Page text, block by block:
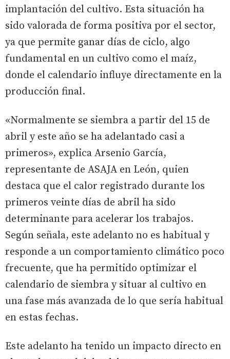
implantación del cultivo. Esta situación ha
sido valorada de forma positiva por el sector,
ya que permite ganar días de ciclo, algo
fundamental en un cultivo como el maíz,
donde el calendario influye directamente en la
producción final.
«Normalmente se siembra a partir del 15 de
abril y este año se ha adelantado casi a
primeros», explica Arsenio García,
representante de ASAJA en León, quien
destaca que el calor registrado durante los
primeros veinte días de abril ha sido
determinante para acelerar los trabajos.
Según señala, este adelanto no es habitual y
responde a un comportamiento climático poco
frecuente, que ha permitido optimizar el
calendario de siembra y situar al cultivo en
una fase más avanzada de lo que sería habitual
en estas fechas.
Este adelanto ha tenido un impacto directo en